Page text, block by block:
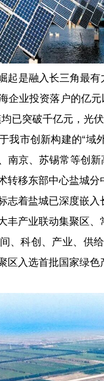
起是融入长三角最
企业投资落户的亿
已突破千亿元，光
我市创新构建的“域
南京、苏锡常等创
转移东部中心盐城
志着盐城已深度嵌入
丰产业联动集聚区
、科创、产业、供
区入选首批国家绿